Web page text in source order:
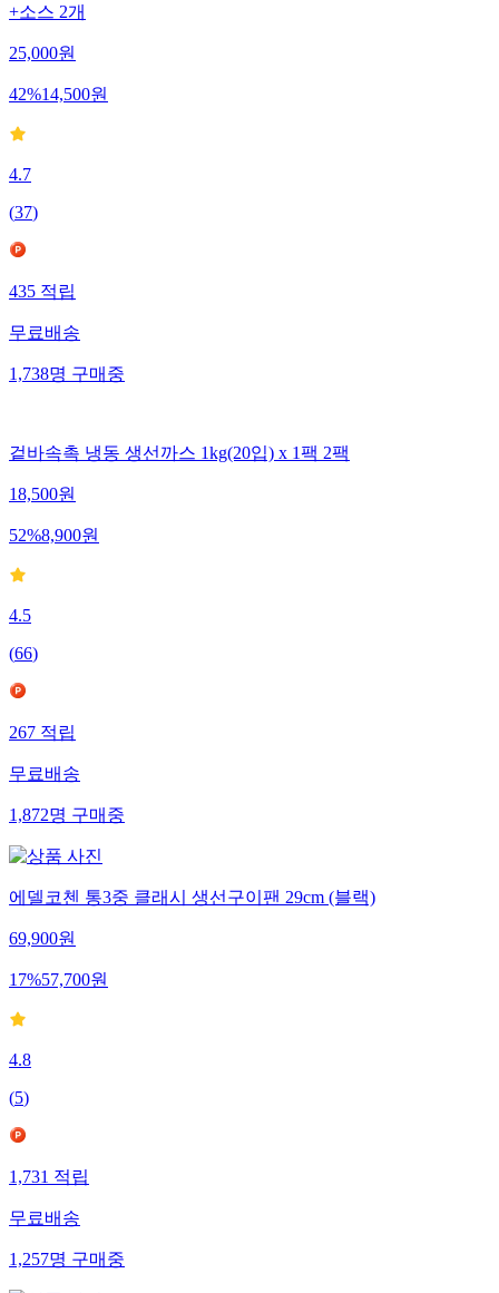
+소스 2개
25,000원
42%14,500원
4.7
(37)
435적립
무료배송
1,738명구매중
겉바속촉 냉동 생선까스 1kg(20입) x 1팩 2팩
18,500원
52%8,900원
4.5
(66)
267적립
무료배송
1,872명구매중
에델코첸 통3중 클래시 생선구이팬 29cm (블랙)
69,900원
17%57,700원
4.8
(5)
1,731적립
무료배송
1,257명구매중